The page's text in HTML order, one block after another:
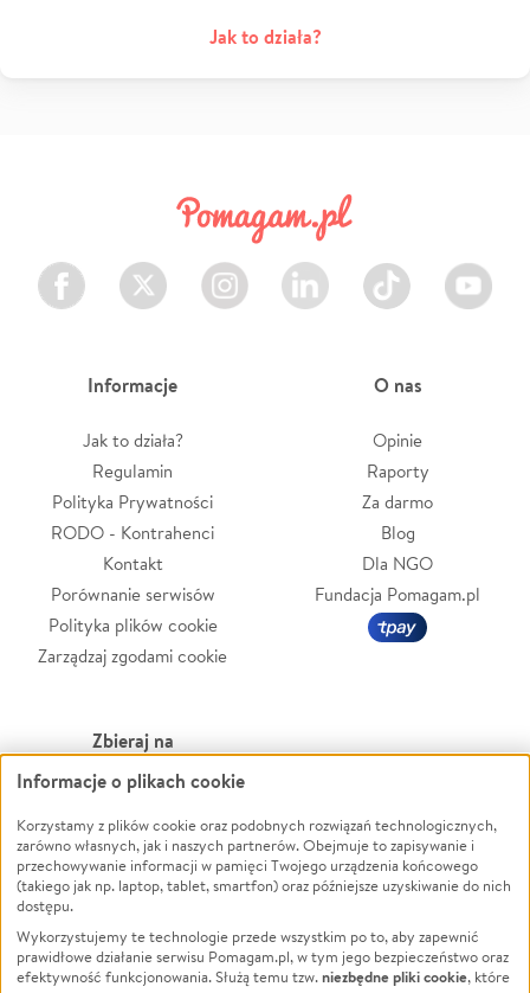
Jak to działa?
Facebook Twitter Instagram LinkedIn TikTok Youtube
Informacje
Jak to działa?
Regulamin
Polityka Prywatności
RODO - Kontrahenci
Kontakt
Porównanie serwisów
Polityka plików cookie
Zarządzaj zgodami cookie
O nas
Opinie
Raporty
Za darmo
Blog
Dla NGO
Fundacja Pomagam.pl
Zbieraj na
Leczenie
Zwierzęta
Pożar
Ukraina
Pomoc Finansowa
Projekty
Powódź
Wichura
NGO
Edukacja
Podróż
Informacje o plikach cookie
Korzystamy z plików cookie oraz podobnych rozwiązań technologicznych,
zarówno własnych, jak i naszych partnerów. Obejmuje to zapisywanie i
przechowywanie informacji w pamięci Twojego urządzenia końcowego
(takiego jak np. laptop, tablet, smartfon) oraz późniejsze uzyskiwanie do nich
dostępu.
Wykorzystujemy te technologie przede wszystkim po to, aby zapewnić
prawidłowe działanie serwisu Pomagam.pl, w tym jego bezpieczeństwo oraz
efektywność funkcjonowania. Służą temu tzw.niezbędne pliki cookie, które